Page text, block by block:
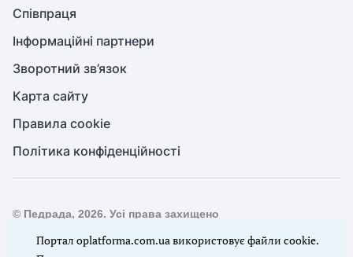
Співпраця
Інформаційні партнери
Зворотний зв’язок
Карта сайту
Правила cookie
Політика конфіденційності
© Педрада, 2026. Усі права захищено
Повне або часткове копіювання будь-яких матеріалів сайту,
цитування, публікація їх анотованих оглядів допускаються
Портал oplatforma.com.ua використовує файли cookie.